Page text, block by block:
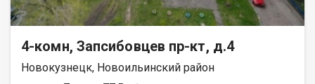
4-комн, Запсибовцев пр-кт, д.4
Новокузнецк, Новоильинский район